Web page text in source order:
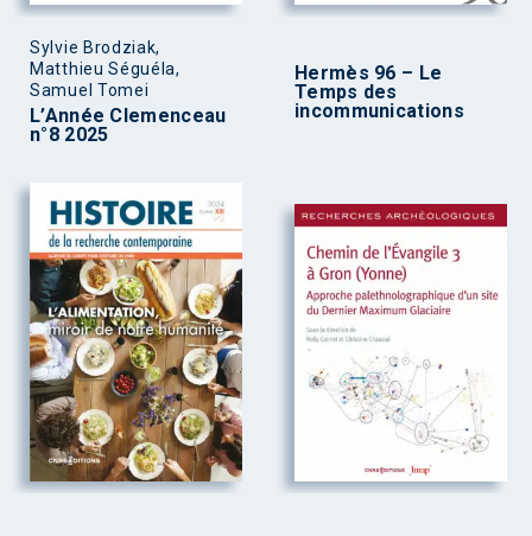
Sylvie Brodziak,
Matthieu Séguéla,
Samuel Tomei
L’Année Clemenceau
n°8 2025
Hermès 96 – Le
Temps des
incommunications